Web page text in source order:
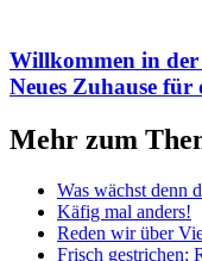
Willkommen in der
Neues Zuhause
Mehr zum
Was wächst denn
Käfig mal anders!
Reden wir über
Frisch gestrichen: